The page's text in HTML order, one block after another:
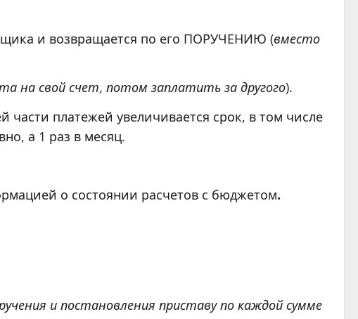
и возвращается по его ПОРУЧЕНИЮ (вместо
на свой счет, потом заплатить за другого).
части платежей увеличивается срок, в том числе
а 1 раз в месяц.
о состоянии расчетов с бюджетом.
и постановления приставу по каждой сумме